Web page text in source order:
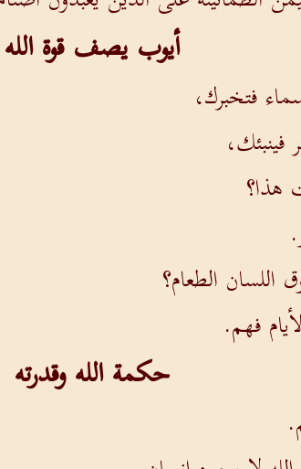
أيوب يصف قوة الله
فتخبرك،
هذا؟
الطعام؟
فهم.
حكمة الله وقدرته